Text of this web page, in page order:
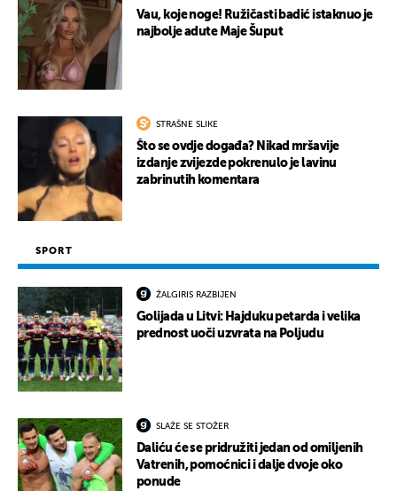
Vau, koje noge! Ružičasti badić istaknuo je
najbolje adute Maje Šuput
STRAŠNE SLIKE
Što se ovdje događa? Nikad mršavije
izdanje zvijezde pokrenulo je lavinu
zabrinutih komentara
SPORT
ŽALGIRIS RAZBIJEN
Golijada u Litvi: Hajduku petarda i velika
prednost uoči uzvrata na Poljudu
SLAŽE SE STOŽER
Daliću će se pridružiti jedan od omiljenih
Vatrenih, pomoćnici i dalje dvoje oko
ponude